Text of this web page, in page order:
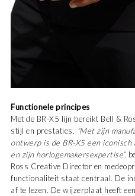
Functionele principes
Met de BR-X5 lijn bereikt Bell &
stijl en prestaties. “Met zijn
ontwerp is de BR-X5 een
en zijn horlogemakersexpertise”,
Ross Creative Director en
functionaliteit staat centraal. De
af te lezen. De wijzerplaat heeft